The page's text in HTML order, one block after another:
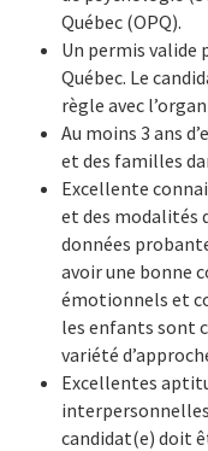
Québec (OPQ).
Un permis valide
Québec. Le
règle avec
Au moins 3 ans
et des familles
Excellente
et des modalités
données
avoir une bonne
émotionnels et
les enfants sont
variété
Excellentes
candidat(e) doit